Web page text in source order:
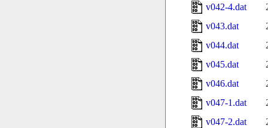
v042-4.dat
v043.dat
v044.dat
v045.dat
v046.dat
v047-1.dat
v047-2.dat